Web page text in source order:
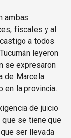
ambas
fiscales y al
a todos
leyeron
se expresaron
de Marcela
en la provincia.
de juicio
se tiene que
ser llevada